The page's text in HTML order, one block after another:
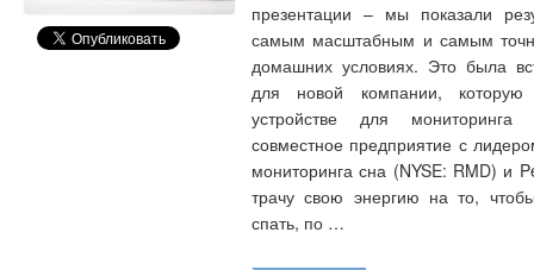
презентации – мы показали
самым масштабным и самым
домашних условиях. Это была
для новой компании,
устройстве для
совместное предприятие с
мониторинга сна (NYSE: RMD) и
трачу свою энергию на то,
спать, по …